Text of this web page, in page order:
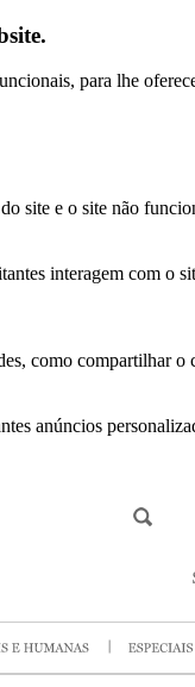
para lhe
site e o site não
interagem com o
como compartilhar
anúncios